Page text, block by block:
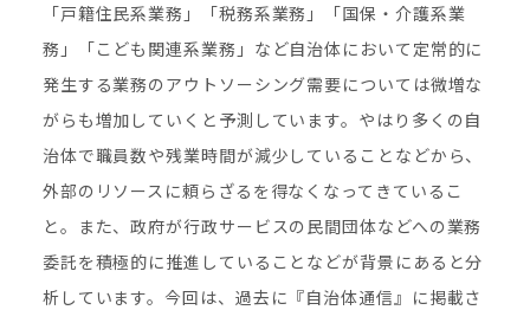
「戸籍住民系業務」「税務系業務」「国保・介護系業
務」「こども関連系業務」など自治体において定常的に
発生する業務のアウトソーシング需要については微増な
がらも増加していくと予測しています。やはり多くの自
治体で職員数や残業時間が減少していることなどから、
外部のリソースに頼らざるを得なくなってきているこ
と。また、政府が行政サービスの民間団体などへの業務
委託を積極的に推進していることなどが背景にあると分
析しています。今回は、過去に『自治体通信』に掲載さ